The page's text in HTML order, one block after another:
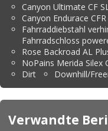
Canyon Ultimate CF
Canyon Endurace
Fahrraddiebstahl
Fahrradschloss
Rose Backroad AL
NoPains Merida Silex
Dirt
Downhill/
Verwandte